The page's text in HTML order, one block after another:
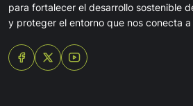
para fortalecer el desarrollo sostenible
y proteger el entorno que nos conecta a